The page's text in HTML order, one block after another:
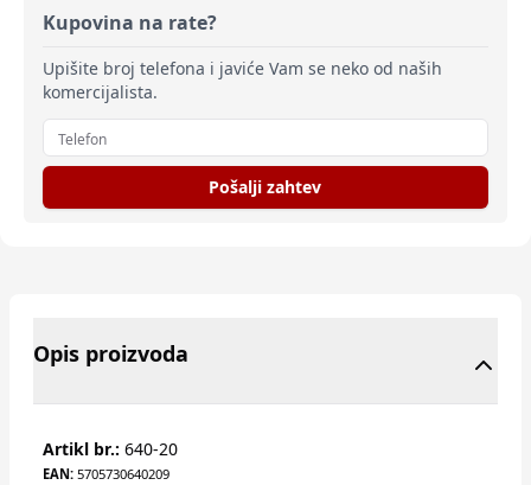
Kupovina na rate?
Upišite broj telefona i javiće Vam se neko od naših
komercijalista.
Pošalji zahtev
Opis proizvoda
Artikl br.: 640-20
EAN: 5705730640209